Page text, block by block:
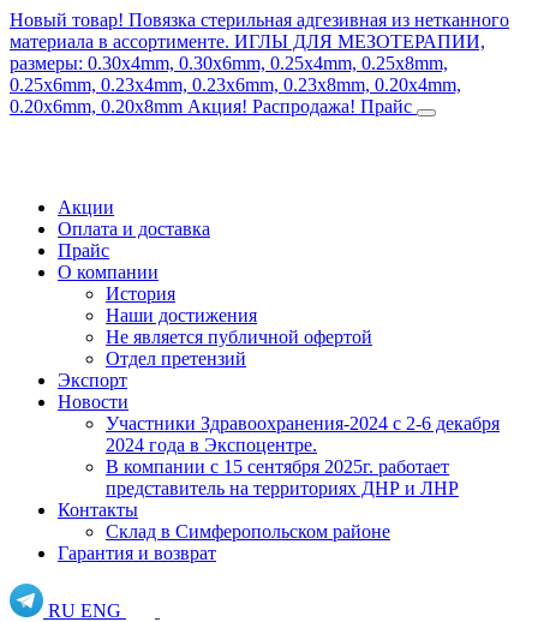
Новый товар! Повязка стерильная адгезивная из нетканного
материала в ассортименте. ИГЛЫ ДЛЯ МЕЗОТЕРАПИИ,
размеры: 0.30x4mm, 0.30x6mm, 0.25x4mm, 0.25x8mm,
0.25x6mm, 0.23x4mm, 0.23x6mm, 0.23x8mm, 0.20x4mm,
0.20x6mm, 0.20x8mm Акция! Распродажа! Прайс
Акции
Оплата и доставка
Прайс
О компании
История
Наши достижения
Не является публичной офертой
Отдел претензий
Экспорт
Новости
Участники Здравоохранения-2024 с 2-6 декабря
2024 года в Экспоцентре.
В компании с 15 сентября 2025г. работает
представитель на территориях ДНР и ЛНР
Контакты
Склад в Симферопольском районе
Гарантия и возврат
RU ENG